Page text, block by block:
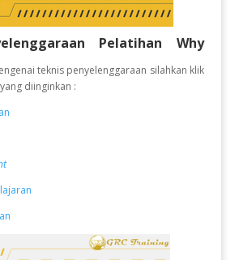
Pelatihan Why
teknis penyelenggaraan silahkan klik
diinginkan :